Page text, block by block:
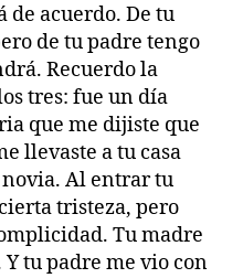
de acuerdo. De tu
de tu padre tengo
Recuerdo la
tres: fue un día
que me dijiste que
llevaste a tu casa
Al entrar tu
tristeza, pero
Tu madre
tu padre me vio con